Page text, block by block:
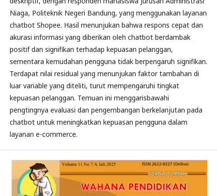
Niaga, Politeknik Negeri Bandung, yang menggunakan layanan
chatbot Shopee. Hasil menunjukan bahwa respons cepat dan
akurasi informasi yang diberikan oleh chatbot berdambak
positif dan signifikan terhadap kepuasan pelanggan,
sementara kemudahan pengguna tidak berpengaruh signifikan.
Terdapat nilai residual yang menunjukan faktor tambahan di
luar variable yang diteliti, turut mempengaruhi tingkat
kepuasan pelanggan. Temuan ini menggarisbawahi
pengtingnya evaluasi dan pengembangan berkelanjutan pada
chatbot untuk meningkatkan kepuasan pengguna dalam
layanan e-commerce.